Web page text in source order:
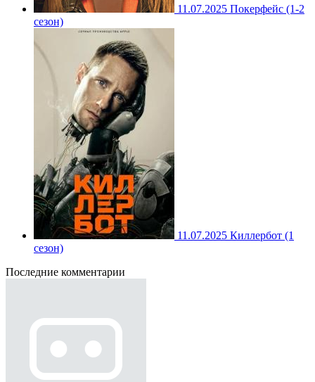
11.07.2025 Покерфейс (1-2
сезон)
11.07.2025 Киллербот (1
сезон)
Последние комментарии